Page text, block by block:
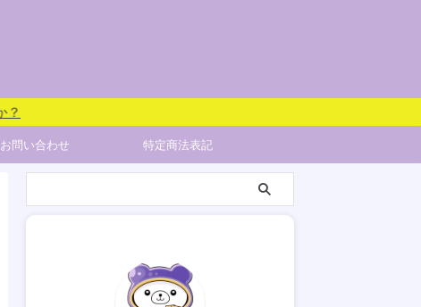
お問い合わせ 特定商法表記